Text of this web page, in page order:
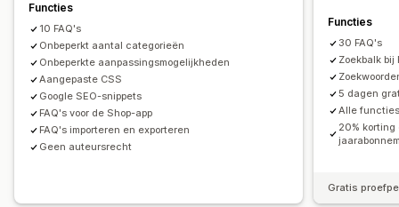
Functies
10 FAQ's
Onbeperkt aantal categorieën
Onbeperkte aanpassingsmogelijkheden
Aangepaste CSS
Google SEO-snippets
FAQ's voor de Shop-app
FAQ's importeren en exporteren
Geen auteursrecht
Functies
30 FAQ's
Zoekbalk bij
5 dagen
Alle
20% korting
Gratis